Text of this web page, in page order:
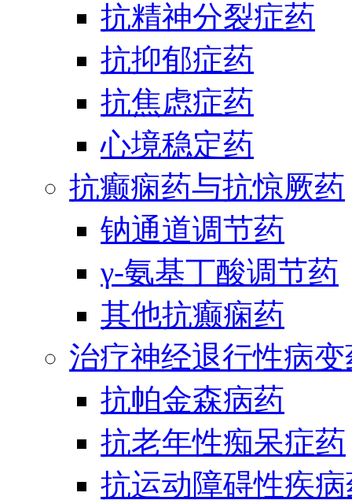
抗精神分裂症药
抗抑郁症药
抗焦虑症药
心境稳定药
抗癫痫药与抗惊厥药
钠通道调节药
γ-氨基丁酸调节药
其他抗癫痫药
治疗神经退行性病
抗帕金森病药
抗老年性痴呆症药
抗运动障碍性疾